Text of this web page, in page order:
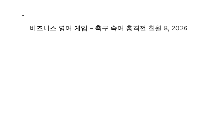
비즈니스 영어 게임 – 축구 숙어 총격전 칠월 8, 2026